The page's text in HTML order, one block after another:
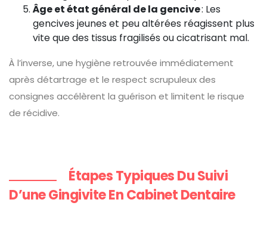
Âge et état général de la gencive: Les
gencives jeunes et peu altérées réagissent plus
vite que des tissus fragilisés ou cicatrisant mal.
À l’inverse, une hygiène retrouvée immédiatement
après détartrage et le respect scrupuleux des
consignes accélèrent la guérison et limitent le risque
de récidive.
Étapes Typiques Du Suivi
D’une Gingivite En Cabinet Dentaire